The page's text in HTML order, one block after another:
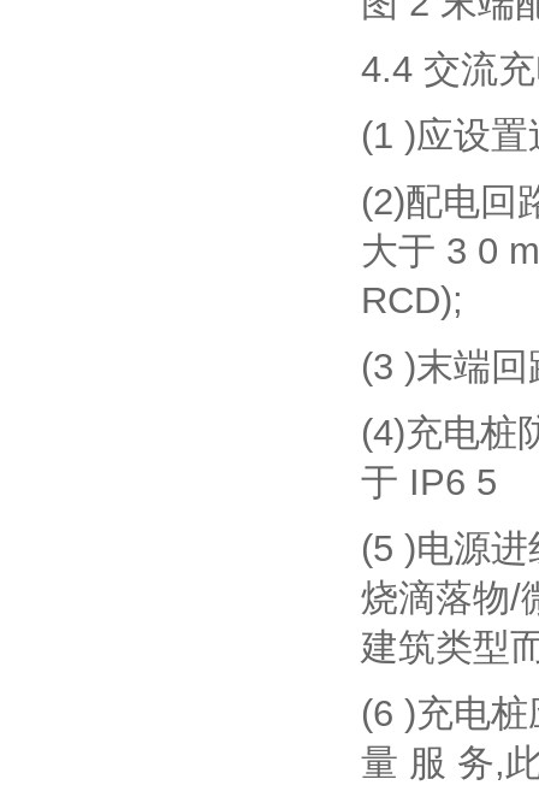
4.4 交流
(1 )应设
(2)配电回
大于 3 0
RCD);
(3 )末端
(4)充电桩
于 IP6 5
(5 )电源
烧滴落物/
建筑类型
(6 )充电
量 服 务,